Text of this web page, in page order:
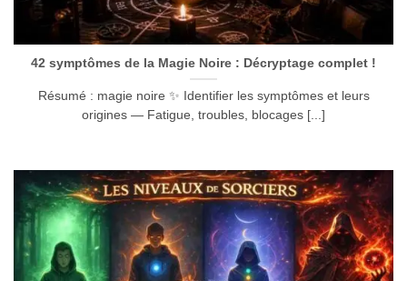
42 symptômes de la Magie Noire : Décryptage complet !
Résumé : magie noire ✨ Identifier les symptômes et leurs
origines — Fatigue, troubles, blocages [...]